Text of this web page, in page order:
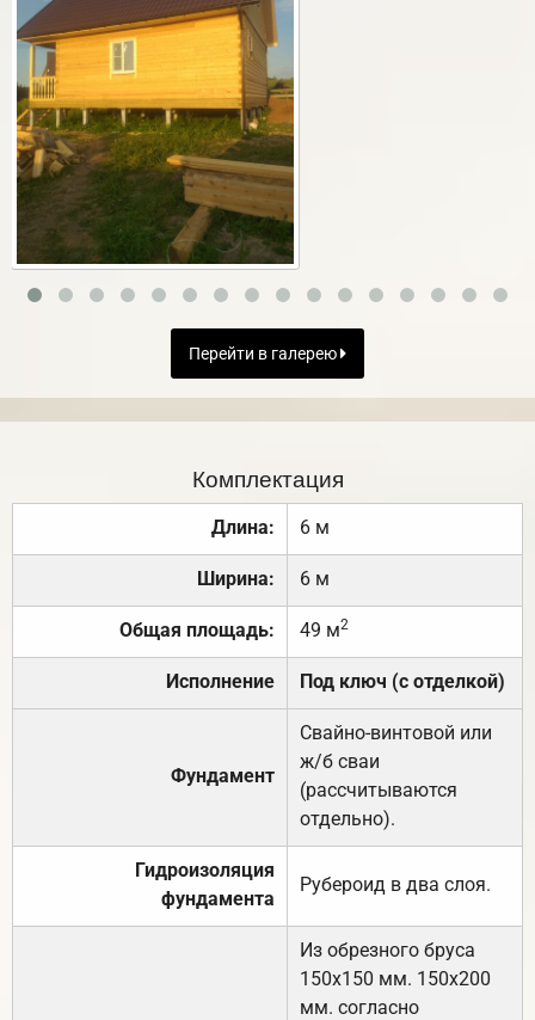
Перейти в галерею
Комплектация
Длина: 6 м
Ширина: 6 м
Общая площадь: 49 м2
Исполнение Под ключ (с отделкой)
Фундамент
Свайно-винтовой или
ж/б сваи
(рассчитываются
отдельно).
Гидроизоляция
фундамента
Рубероид в два слоя.
Из обрезного бруса
150х150 мм. 150х200
мм. согласно